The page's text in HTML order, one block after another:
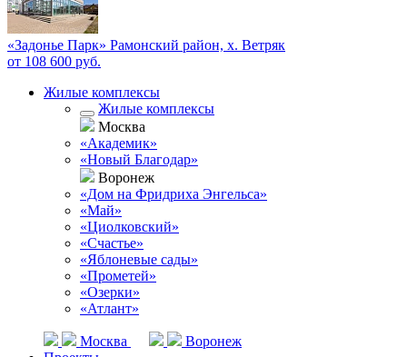
«Задонье Парк» Рамонский район, х. Ветряк
от 108 600 руб.
Жилые комплексы
Жилые комплексы
Москва
«Академик»
«Новый Благодар»
Воронеж
«Дом на Фридриха Энгельса»
«Май»
«Циолковский»
«Счастье»
«Яблоневые сады»
«Прометей»
«Озерки»
«Атлант»
Москва
Воронеж